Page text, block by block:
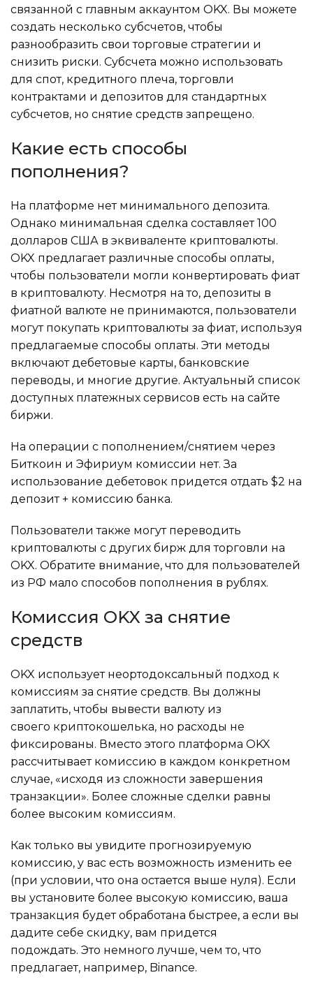
связанной с главным аккаунтом OKX. Вы можете
создать несколько субсчетов, чтобы
разнообразить свои торговые стратегии и
снизить риски. Субсчета можно использовать
для спот, кредитного плеча, торговли
контрактами и депозитов для стандартных
субсчетов, но снятие средств запрещено.
Какие есть способы
пополнения?
На платформе нет минимального депозита.
Однако минимальная сделка составляет 100
долларов США в эквиваленте криптовалюты.
OKX предлагает различные способы оплаты,
чтобы пользователи могли конвертировать фиат
в криптовалюту. Несмотря на то, депозиты в
фиатной валюте не принимаются, пользователи
могут покупать криптовалюты за фиат, используя
предлагаемые способы оплаты. Эти методы
включают дебетовые карты, банковские
переводы, и многие другие. Актуальный список
доступных платежных сервисов есть на сайте
биржи.
На операции с пополнением/снятием через
Биткоин и Эфириум комиссии нет. За
использование дебетовок придется отдать $2 на
депозит + комиссию банка.
Пользователи также могут переводить
криптовалюты с других бирж для торговли на
OKX. Обратите внимание, что для пользователей
из РФ мало способов пополнения в рублях.
Комиссия OKX за снятие
средств
OKX использует неортодоксальный подход к
комиссиям за снятие средств. Вы должны
заплатить, чтобы вывести валюту из
своего криптокошелька, но расходы не
фиксированы. Вместо этого платформа OKX
рассчитывает комиссию в каждом конкретном
случае, «исходя из сложности завершения
транзакции». Более сложные сделки равны
более высоким комиссиям.
Как только вы увидите прогнозируемую
комиссию, у вас есть возможность изменить ее
(при условии, что она остается выше нуля). Если
вы установите более высокую комиссию, ваша
транзакция будет обработана быстрее, а если вы
дадите себе скидку, вам придется
подождать. Это немного лучше, чем то, что
предлагает, например, Binance.